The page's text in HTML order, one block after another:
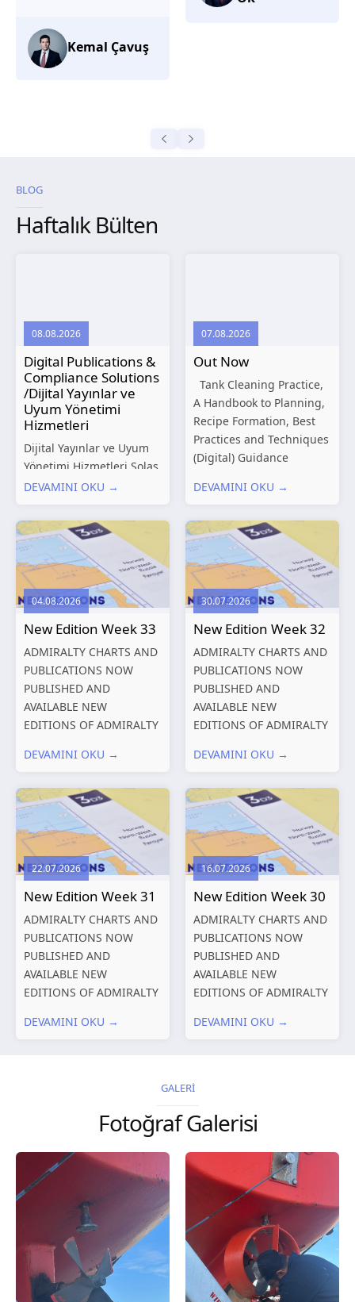
BLOG
Haftalık Bülten
08.08.2026
Digital Publications &
Compliance Solutions
/Dijital Yayınlar ve
Uyum Yönetimi
Hizmetleri
Dijital Yayınlar ve Uyum
Yönetimi Hizmetleri Solas
Marine, denizcilik
düzenleyici gereklilikleri
ve dijitalleşen
operasyonel ihtiyaçları
doğrultusunda kapsamlı
Dijital Yayınlar ve Uyum
Yönetimi çözümleri
sunmaktadır.
Hizmetlerimiz; gemi
işletmecileri, armatörler,
teknik yönetim şirketleri
ve denizcilik...
DEVAMINI OKU →
07.08.2026
Out Now
Tank Cleaning Practice,
A Handbook to Planning,
Recipe Formation, Best
Practices and Techniques
(Digital) Guidance
Structures – Consolidated
Shipping and the
Environment – A Guide to
Environmental
Compliance...
DEVAMINI OKU →
04.08.2026
New Edition Week 33
ADMIRALTY CHARTS AND
PUBLICATIONS NOW
PUBLISHED AND
AVAILABLE NEW
EDITIONS OF ADMIRALTY
PUBLICATIONS New
Charts published 13
August 2026 Chart
Title, limits
and other remarks
319
International chart
DEVAMINI OKU →
30.07.2026
New Edition Week 32
ADMIRALTY CHARTS AND
PUBLICATIONS NOW
PUBLISHED AND
AVAILABLE NEW
EDITIONS OF ADMIRALTY
PUBLICATIONS New
Charts published 06
August 2026 Chart Title,
limits and other remarks
1602 China – Chang...
DEVAMINI OKU →
22.07.2026
New Edition Week 31
ADMIRALTY CHARTS AND
PUBLICATIONS NOW
PUBLISHED AND
AVAILABLE NEW
EDITIONS OF ADMIRALTY
PUBLICATIONS New
remarks 127 Korea
DEVAMINI OKU →
16.07.2026
New Edition Week 30
ADMIRALTY CHARTS AND
PUBLICATIONS NOW
PUBLISHED AND
AVAILABLE NEW
EDITIONS OF ADMIRALTY
PUBLICATIONS New
2026 Chart
Title, limits and other
remarks 67 Gulf of...
DEVAMINI OKU →
GALERİ
Fotoğraf Galerisi
galeri 3